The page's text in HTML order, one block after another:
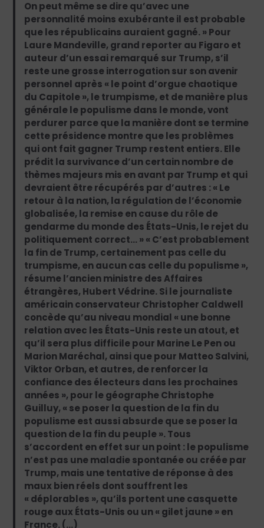
On peut même se dire qu’avec une
personnalité moins exubérante il est probable
que les républicains auraient gagné. » Pour
Laure Mandeville, grand reporter au Figaro et
auteur d’un essai remarqué sur Trump, s’il
reste une grosse interrogation sur son avenir
personnel après « le point d’orgue chaotique
du Capitole », le trumpisme, et de manière plus
générale le populisme dans le monde, vont
perdurer parce que la manière dont se termine
cette présidence montre que les problèmes
qui ont fait gagner Trump restent entiers. Elle
prédit la survivance d’un certain nombre de
thèmes majeurs mis en avant par Trump et qui
devraient être récupérés par d’autres : « Le
retour à la nation, la régulation de l’économie
globalisée, la remise en cause du rôle de
gendarme du monde des États-Unis, le rejet du
politiquement correct… » « C’est probablement
la fin de Trump, certainement pas celle du
trumpisme, en aucun cas celle du populisme »,
résume l’ancien ministre des Affaires
étrangères, Hubert Védrine. Si le journaliste
américain conservateur Christopher Caldwell
concède qu’au niveau mondial « une bonne
relation avec les États-Unis reste un atout, et
qu’il sera plus difficile pour ­Marine Le Pen ou
Marion Maréchal, ainsi que pour Matteo Salvini,
Viktor Orban, et autres, de renforcer la
confiance des électeurs dans les prochaines
années », pour le géographe Christophe
Guilluy, « se poser la question de la fin du
populisme est aussi absurde que se poser la
question de la fin du peuple ». Tous
s’accordent en effet sur un point : le populisme
n’est pas une maladie spontanée ou créée par
Trump, mais une tentative de réponse à des
maux bien réels dont souffrent les
« déplorables », qu’ils portent une casquette
rouge aux États-Unis ou un « gilet jaune » en
France. (…)